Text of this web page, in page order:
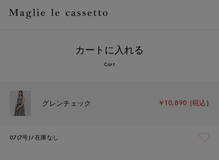
カートに入れる
Cart
グレンチェック ￥10,890 (税込)
07(7号) 在庫なし